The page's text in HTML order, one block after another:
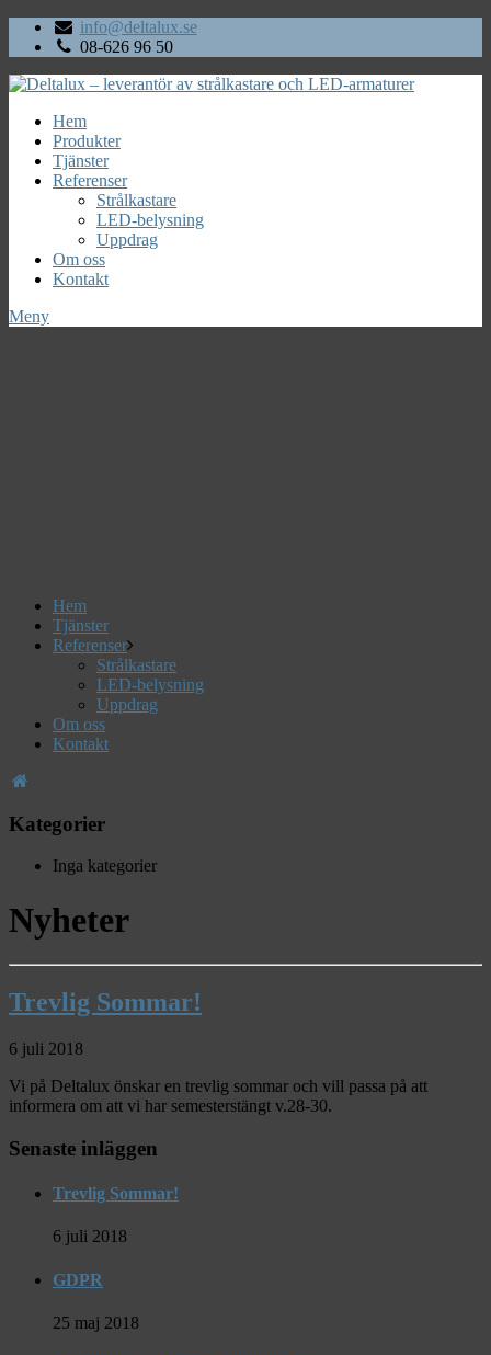
info@deltalux.se
08-626 96 50
Hem
Produkter
Tjänster
Referenser
Strålkastare
LED-belysning
Uppdrag
Om oss
Kontakt
Meny
Hem
Tjänster
Referenser
Strålkastare
LED-belysning
Uppdrag
Om oss
Kontakt
Kategorier
Inga kategorier
Nyheter
Trevlig Sommar!
6 juli 2018
Vi på Deltalux önskar en trevlig sommar och vill passa på att
informera om att vi har semesterstängt v.28-30.
Senaste inläggen
Trevlig Sommar!
6 juli 2018
GDPR
25 maj 2018